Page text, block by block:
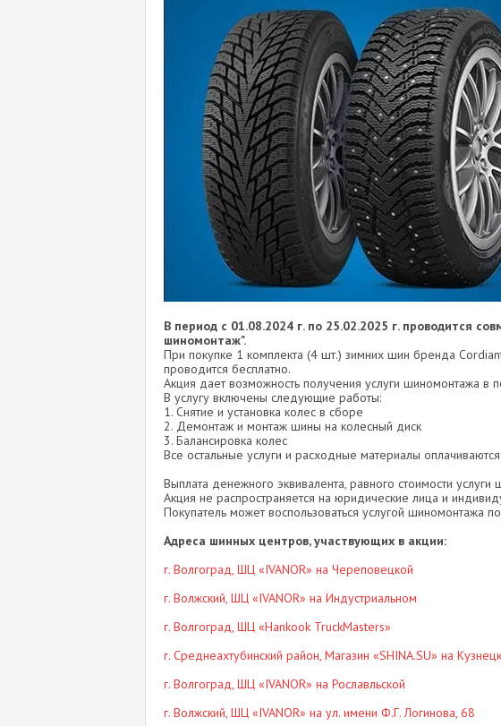
В период с 01.08.2024 г. по 25.02.2025 г. проводится
шиномонтаж".
При покупке 1 комплекта (4 шт.) зимних шин бренда
проводится бесплатно.
Акция дает возможность получения услуги шиномонтажа
В услугу включены следующие работы:
1. Снятие и установка колес в сборе
2. Демонтаж и монтаж шины на колесный диск
3. Балансировка колес
Все остальные услуги и расходные материалы оплачиваются.
Выплата денежного эквивалента, равного стоимости
Акция не распространяется на юридические лица и
Покупатель может воспользоваться услугой шиномонтажа
Адреса шинных центров, участвующих в акции:
г. Волгоград, ШЦ «IVANOR» на Череповецкой
г. Волжский, ШЦ «IVANOR» на Индустриальном
г. Волгоград, ШЦ «Hankook TruckMasters»
г. Среднеахтубинский район, Магазин «SHINA.SU» на
г. Волгоград, ШЦ «IVANOR» на Рославльской
г. Волжский, ШЦ «IVANOR» на ул. имени Ф.Г. Логинова, 68